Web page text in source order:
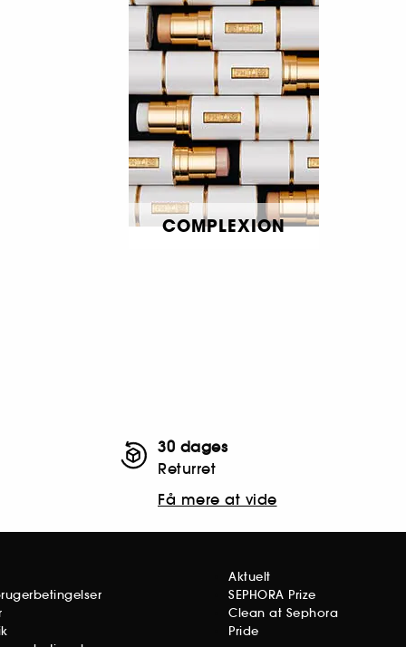
​ COMPLEXION
30 dages
Returret
Få mere at vide
Aktuelt
SEPHORA Prize
Clean at Sephora
Pride